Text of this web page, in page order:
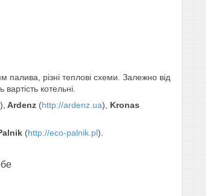
різні теплові схеми. Залежно від
котельні.
), Ardenz (http://ardenz.ua), Kronas
(http://eco-palnik.pl).